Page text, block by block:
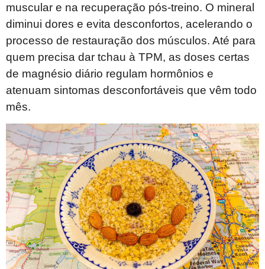
muscular e na recuperação pós-treino. O mineral
diminui dores e evita desconfortos, acelerando o
processo de restauração dos músculos. Até para
quem precisa dar tchau à TPM, as doses certas
de magnésio diário regulam hormônios e
atenuam sintomas desconfortáveis que vêm todo
mês.